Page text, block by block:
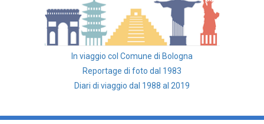
In viaggio col Comune di Bologna
Reportage di foto dal 1983
Diari di viaggio dal 1988 al 2019